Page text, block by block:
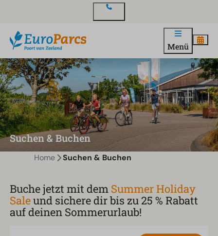
Menü
Suchen & Buchen
Home Suchen & Buchen
Buche jetzt mit dem Summer Holiday
Saleund sichere dir bis zu 25 % Rabatt
auf deinen Sommerurlaub!